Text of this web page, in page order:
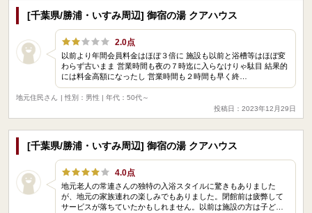
[千葉県/勝浦・いすみ周辺] 御宿の湯 クアハウス
2.0点
以前より年間会員料金はほぼ３倍に 施設も以前と浴槽等はほぼ変
わらず古いまま 営業時間も夜の７時迄に入らなけりゃ駄目 結果的
には料金高額になったし 営業時間も２時間も早く終…
地元住民さん
| 性別：男性 | 年代：50代～
投稿日：2023年12月29日
[千葉県/勝浦・いすみ周辺] 御宿の湯 クアハウス
4.0点
地元老人の常連さんの独特の入浴スタイルに驚きもありました
が、地元の家族連れの楽しみでもありました。閉館前は疲弊して
サービスが落ちていたかもしれません。以前は施設の方は子ど…